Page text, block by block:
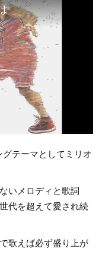
テーマとしてミリオ
いメロディと歌詞
代を超えて愛され続
歌えば必ず盛り上が